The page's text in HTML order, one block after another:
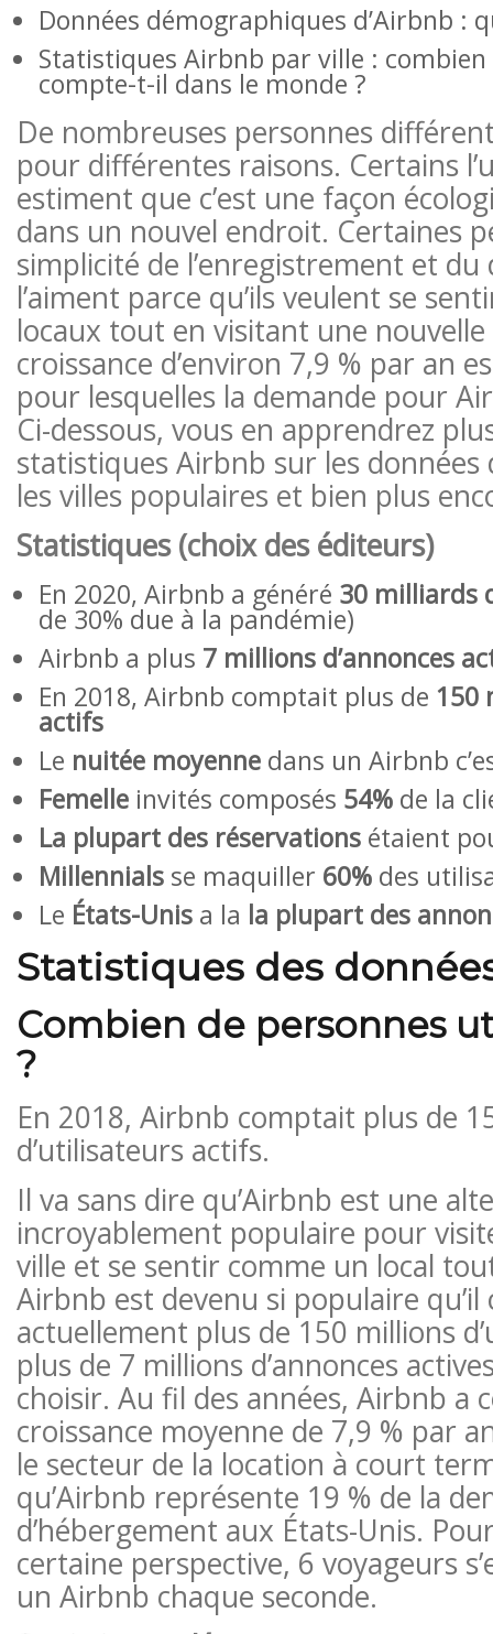
Données démographiques d’Airbnb :
Statistiques Airbnb par ville : combien
compte-t-il dans le monde ?
De nombreuses personnes
pour différentes raisons. Certains
estiment que c’est une façon
dans un nouvel endroit. Certaines
simplicité de l’enregistrement et du
l’aiment parce qu’ils veulent se
locaux tout en visitant une nouvelle
croissance d’environ 7,9 % par an
pour lesquelles la demande pour
Ci-dessous, vous en apprendrez
statistiques Airbnb sur les
les villes populaires et bien plus
Statistiques (choix des éditeurs)
En 2020, Airbnb a généré 30 milliards
de 30% due à la pandémie)
Airbnb a plus 7 millions d’annonces
En 2018, Airbnb comptait plus de 150
actifs
Le nuitée moyennedans un Airbnb
Femelleinvités composés 54%de la
La plupart des réservationsétaient
Millennialsse maquiller 60%des
Le États-Unisa la la plupart des
Statistiques des
Combien de personnes
?
En 2018, Airbnb comptait plus de
d’utilisateurs actifs.
Il va sans dire qu’Airbnb est une
incroyablement populaire pour
ville et se sentir comme un local
Airbnb est devenu si populaire qu’il
actuellement plus de 150 millions
plus de 7 millions d’annonces
choisir. Au fil des années, Airbnb a
croissance moyenne de 7,9 % par
le secteur de la location à court
qu’Airbnb représente 19 % de la
d’hébergement aux États-Unis.
certaine perspective, 6 voyageurs
un Airbnb chaque seconde.